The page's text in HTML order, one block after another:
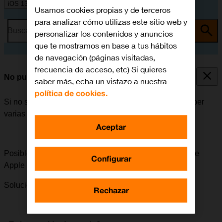
iOS 13.1
Busca por problema o tema
No puedo instalar una app
Si no se puede instalar una app en el móvil, puede haber
varias causas posibles al problema.
Posible causa 3 de 3:
Para poder instalar apps, el ID de
Apple tiene que estar activado en el móvil.
Solución: Cómo activar el ID de Apple en el móvil.
Usamos cookies propias y de terceros
para analizar cómo utilizas este sitio web y
personalizar los contenidos y anuncios
que te mostramos en base a tus hábitos
de navegación (páginas visitadas,
frecuencia de acceso, etc) Si quieres
saber más, echa un vistazo a nuestra
política de cookies.
Configurar
Rechazar
Aceptar